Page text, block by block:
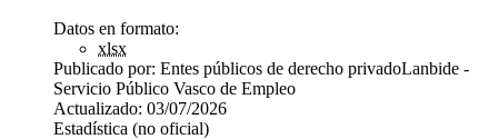
Datos en formato:
xlsx
Publicado por: Entes públicos de derecho privadoLanbide -
Servicio Público Vasco de Empleo
Actualizado: 03/07/2026
Estadística (no oficial)